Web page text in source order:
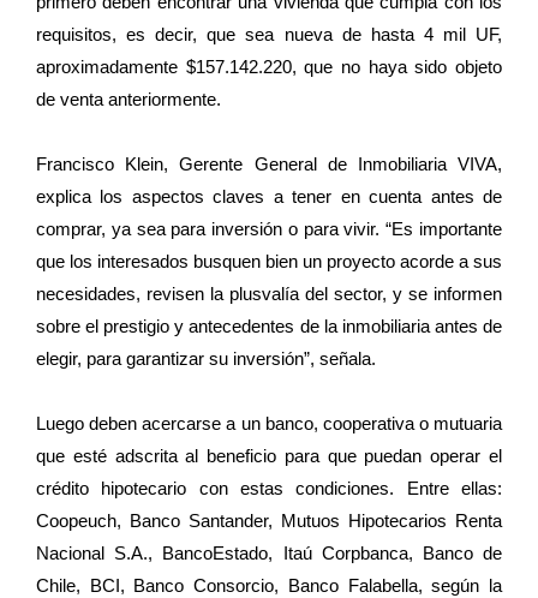
requisitos, es decir, que sea nueva de hasta 4 mil UF,
aproximadamente $157.142.220, que no haya sido objeto
de venta anteriormente.
Francisco Klein, Gerente General de Inmobiliaria VIVA,
explica los aspectos claves a tener en cuenta antes de
comprar, ya sea para inversión o para vivir. “Es importante
que los interesados busquen bien un proyecto acorde a sus
necesidades, revisen la plusvalía del sector, y se informen
sobre el prestigio y antecedentes de la inmobiliaria antes de
elegir, para garantizar su inversión”, señala.
Luego deben acercarse a un banco, cooperativa o mutuaria
que esté adscrita al beneficio para que puedan operar el
crédito hipotecario con estas condiciones. Entre ellas:
Coopeuch, Banco Santander, Mutuos Hipotecarios Renta
Nacional S.A., BancoEstado, Itaú Corpbanca, Banco de
Chile, BCI, Banco Consorcio, Banco Falabella, según la